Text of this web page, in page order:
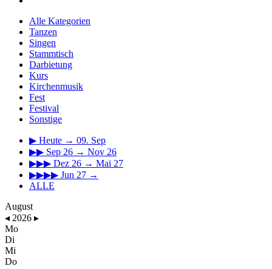
Alle Kategorien
Tanzen
Singen
Stammtisch
Darbietung
Kurs
Kirchenmusik
Fest
Festival
Sonstige
▶ Heute → 09. Sep
▶▶ Sep 26 → Nov 26
▶▶▶ Dez 26 → Mai 27
▶▶▶▶ Jun 27 →
ALLE
August
◂ 2026 ▸
Mo
Di
Mi
Do